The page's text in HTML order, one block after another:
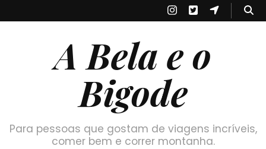
A Bela e o
Bigode
Para pessoas que gostam de viagens incríveis,
comer bem e correr montanha.